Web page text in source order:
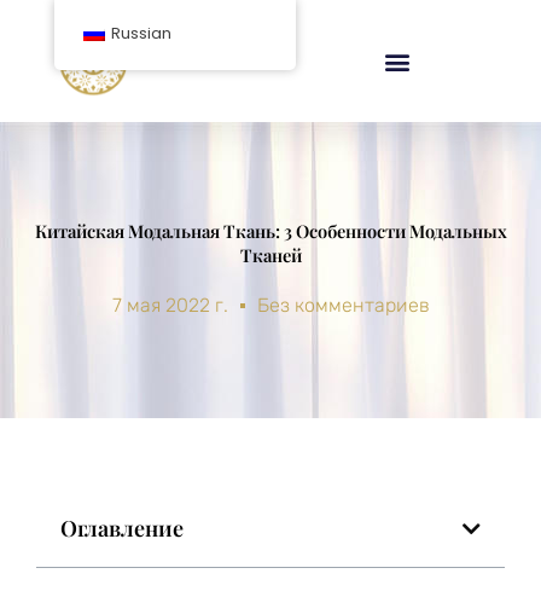
содержанию
Китайская Модальная Ткань: 3 Особенности Модальных
Тканей
7 мая 2022 г. Без комментариев
Оглавление
Russian